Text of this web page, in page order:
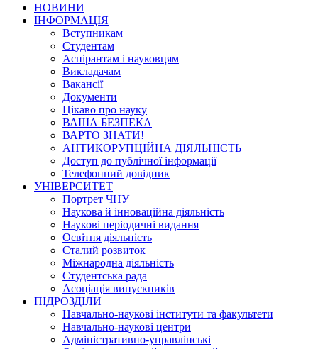
НОВИНИ
ІНФОРМАЦІЯ
Вступникам
Студентам
Аспірантам і науковцям
Викладачам
Вакансії
Документи
Цікаво про науку
ВАША БЕЗПЕКА
ВАРТО ЗНАТИ!
АНТИКОРУПЦІЙНА ДІЯЛЬНІСТЬ
Доступ до публічної інформації
Телефонний довідник
УНІВЕРСИТЕТ
Портрет ЧНУ
Наукова й інноваційна діяльність
Наукові періодичні видання
Освітня діяльність
Сталий розвиток
Міжнародна діяльність
Студентська рада
Асоціація випускників
ПІДРОЗДІЛИ
Навчально-наукові інститути та факультети
Навчально-наукові центри
Адміністративно-управлінські